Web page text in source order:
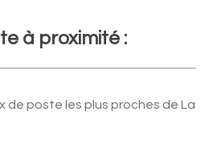
à proximité :
de poste les plus proches de La